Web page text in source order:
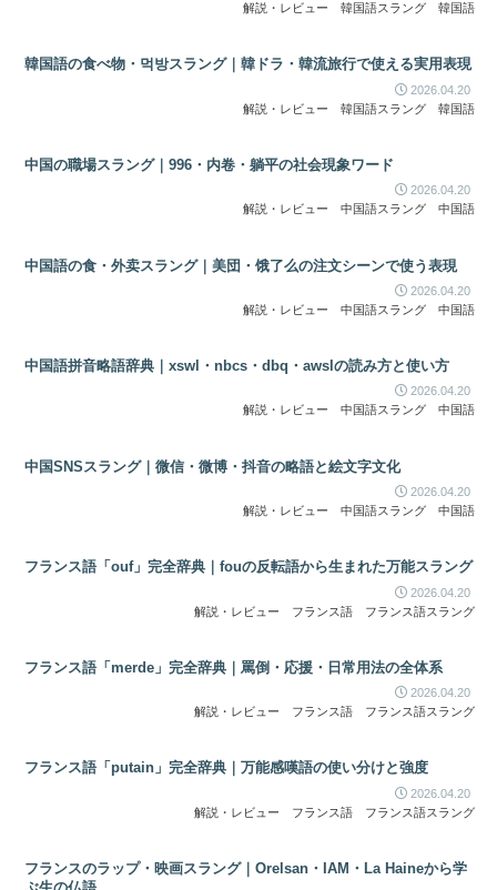
解説・レビュー
韓国語スラング 韓国語
韓国語の食べ物・먹방スラング｜韓ドラ・韓流旅行で使える実用表現
2026.04.20
解説・レビュー
韓国語スラング 韓国語
中国の職場スラング｜996・内卷・躺平の社会現象ワード
2026.04.20
解説・レビュー
中国語スラング 中国語
中国語の食・外卖スラング｜美団・饿了么の注文シーンで使う表現
2026.04.20
解説・レビュー
中国語スラング 中国語
中国語拼音略語辞典｜xswl・nbcs・dbq・awslの読み方と使い方
2026.04.20
解説・レビュー
中国語スラング 中国語
中国SNSスラング｜微信・微博・抖音の略語と絵文字文化
2026.04.20
解説・レビュー
中国語スラング 中国語
フランス語「ouf」完全辞典｜fouの反転語から生まれた万能スラング
2026.04.20
解説・レビュー
フランス語 フランス語スラング
フランス語「merde」完全辞典｜罵倒・応援・日常用法の全体系
2026.04.20
解説・レビュー
フランス語 フランス語スラング
フランス語「putain」完全辞典｜万能感嘆語の使い分けと強度
2026.04.20
解説・レビュー
フランス語 フランス語スラング
フランスのラップ・映画スラング｜Orelsan・IAM・La Haineから学